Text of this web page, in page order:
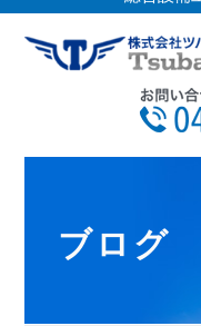
ブログ